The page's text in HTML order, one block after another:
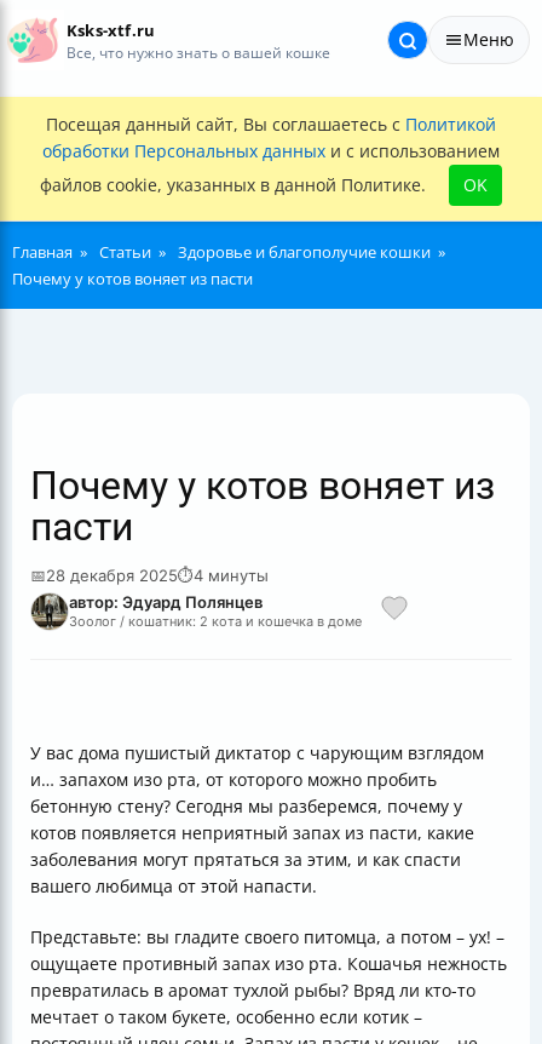
Ksks-xtf.ru
Все, что нужно знать о вашей кошке
Меню
Посещая данный сайт, Вы соглашаетесь с Политикой
обработки Персональных данных и с использованием
файлов cookie, указанных в данной Политике.
OK
Главная Статьи
Здоровье и благополучие кошки
Почему у котов воняет из пасти
Почему у котов воняет из
пасти
📅28 декабря 2025⏱4 минуты
автор: Эдуард Полянцев
Зоолог / кошатник: 2 кота и кошечка в доме
У вас дома пушистый диктатор с чарующим взглядом
и… запахом изо рта, от которого можно пробить
бетонную стену? Сегодня мы разберемся, почему у
котов появляется неприятный запах из пасти, какие
заболевания могут прятаться за этим, и как спасти
вашего любимца от этой напасти.
Представьте: вы гладите своего питомца, а потом – ух! –
ощущаете противный запах изо рта. Кошачья нежность
превратилась в аромат тухлой рыбы? Вряд ли кто-то
мечтает о таком букете, особенно если котик –